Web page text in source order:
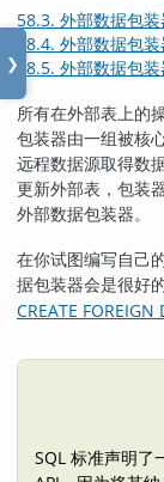
❯
58.3. 外部数据包
58.4. 外部数据包
58.5. 外部数据包
所有在外部表上的
包装器由一组被核
远程数据源取得数
更新外部表，包装
外部数据包装器。
在你试图编写自己
据包装器会是很好
CREATE FOREIGN
SQL 标准声明了